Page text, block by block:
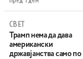
СВЕТ
Трамп нема да дава
американски
државјанства само по